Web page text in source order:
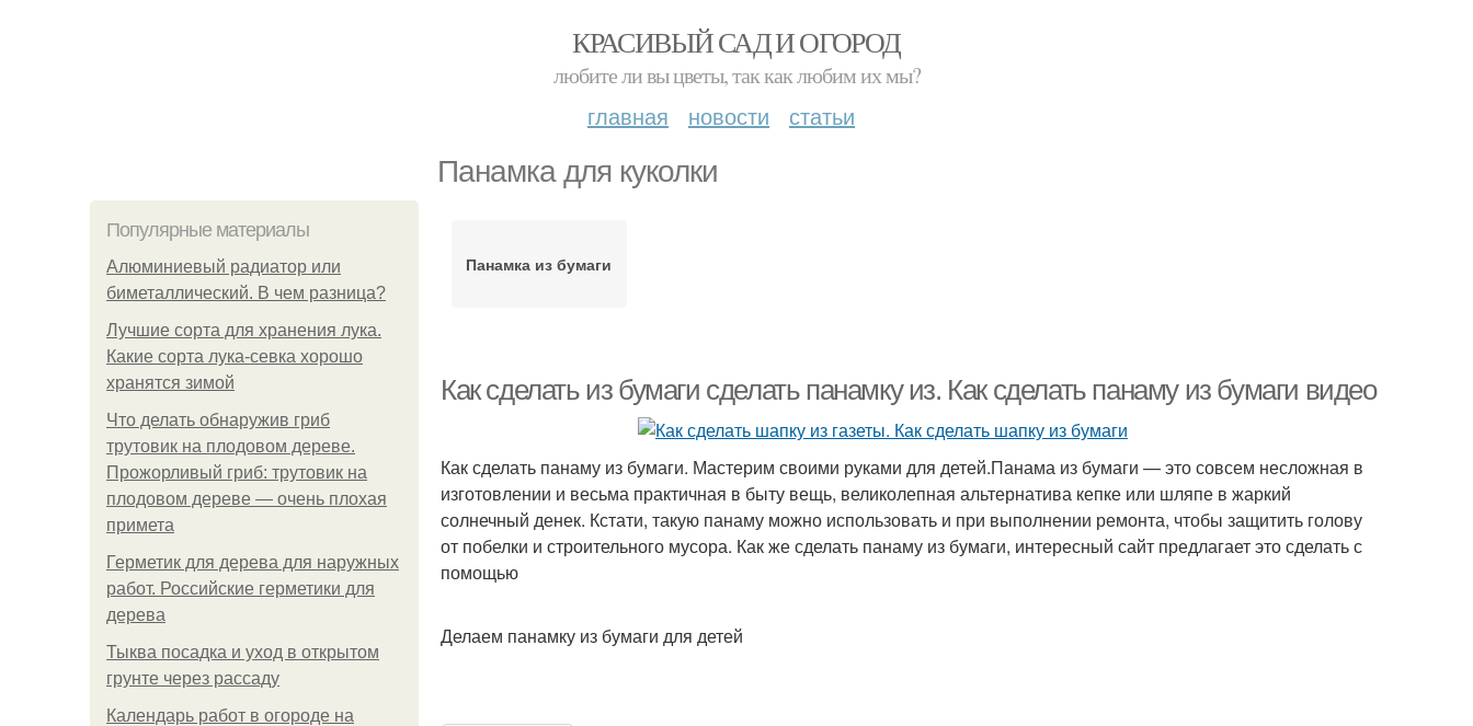
КРАСИВЫЙ САД И ОГОРОД
любите ли вы цветы, так как любим их мы?
главная новости статьи
Панамка для куколки
Популярные материалы
Алюминиевый радиатор или
биметаллический. В чем разница?
Лучшие сорта для хранения лука.
Какие сорта лука-севка хорошо
хранятся зимой
Что делать обнаружив гриб
трутовик на плодовом дереве.
Прожорливый гриб: трутовик на
плодовом дереве — очень плохая
примета
Герметик для дерева для наружных
работ. Российские герметики для
дерева
Тыква посадка и уход в открытом
грунте через рассаду
Календарь работ в огороде на
Панамка из бумаги
Как сделать из бумаги сделать панамку из. Как сделать панаму из бумаги видео
Как сделать панаму из бумаги. Мастерим своими руками для детей.Панама из бумаги — это совсем несложная в
изготовлении и весьма практичная в быту вещь, великолепная альтернатива кепке или шляпе в жаркий
солнечный денек. Кстати, такую панаму можно использовать и при выполнении ремонта, чтобы защитить голову
от побелки и строительного мусора. Как же сделать панаму из бумаги, интересный сайт предлагает это сделать с
помощью
Делаем панамку из бумаги для детей